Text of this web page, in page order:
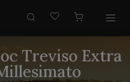
Treviso Extra